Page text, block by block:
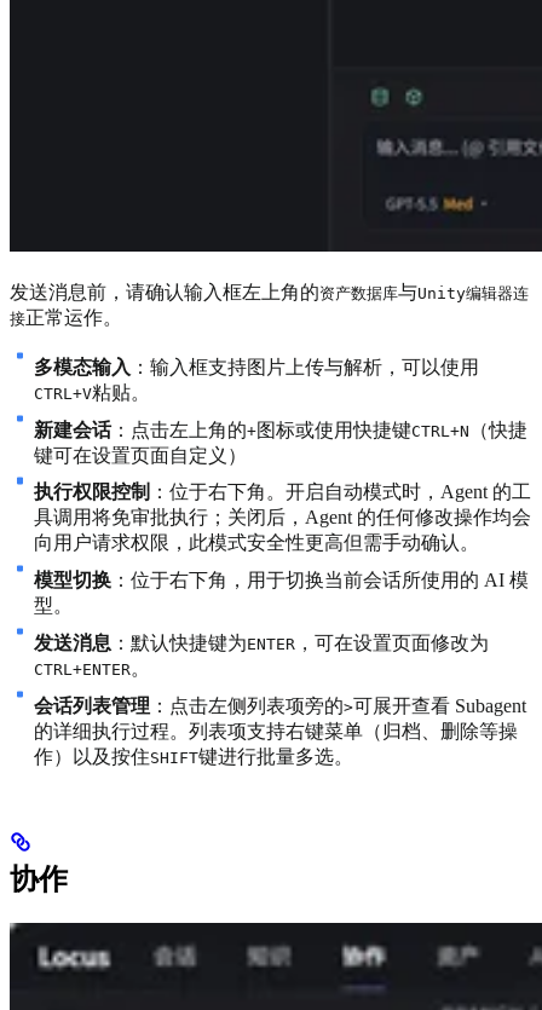
发送消息前，请确认输入框左上角的资产数据库与Unity编辑器连
接正常运作。
多模态输入 ：输入框支持图片上传与解析，可以使用
CTRL+V粘贴。
新建会话：点击左上角的+图标或使用快捷键CTRL+N
（快捷
键可在设置页面自定义）
执行权限控制 ：位于右下角。开启自动模式时，Agent 的工
具调用将免审批执行；关闭后，Agent 的任何修改操作均会
向用户请求权限，此模式安全性更高但需手动确认。
模型切换 ：位于右下角，用于切换当前会话所使用的 AI 模
型。
发送消息 ：默认快捷键为ENTER ，可在设置页面修改为
CTRL+ENTER。
会话列表管理 ：点击左侧列表项旁的>可展开查看 Subagent
的详细执行过程。列表项支持右键菜单（归档、删除等操
作）以及按住SHIFT键进行批量多选。
协作